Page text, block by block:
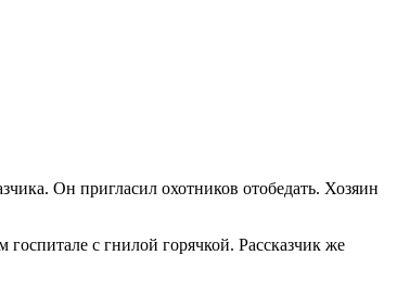
Он пригласил охотников отобедать. Хозяин
с гнилой горячкой. Рассказчик же